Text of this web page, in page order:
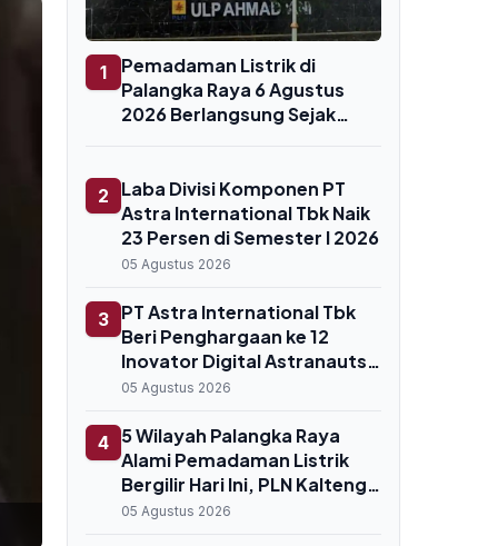
1
Pemadaman Listrik di
Palangka Raya 6 Agustus
2026 Berlangsung Sejak
2
Laba Divisi Komponen PT
Astra International Tbk Naik
23 Persen di Semester I 2026
05 Agustus 2026
3 PT Astra International Tbk
Beri Penghargaan ke 12
Inovator Digital Astranauts
2026
05 Agustus 2026
4 5 Wilayah Palangka Raya
Alami Pemadaman Listrik
Bergilir Hari Ini, PLN Kalteng
Sebut Gangguan Jaringan
05 Agustus 2026